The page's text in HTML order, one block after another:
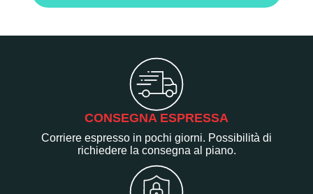
CONSEGNA ESPRESSA
Corriere espresso in pochi giorni. Possibilità di
richiedere la consegna al piano.